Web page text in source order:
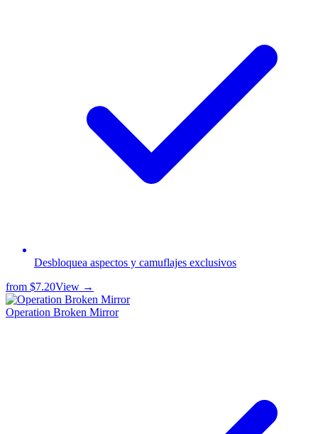
Desbloquea aspectos y camuflajes exclusivos
from $7.20View →
Operation Broken Mirror